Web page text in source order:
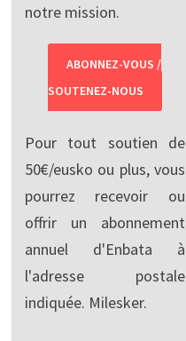
notre mission.
ABONNEZ-VOUS /
SOUTENEZ-NOUS
Pour tout soutien de
50€/eusko ou plus, vous
pourrez recevoir ou
offrir un abonnement
annuel d'Enbata à
l'adresse postale
indiquée. Milesker.